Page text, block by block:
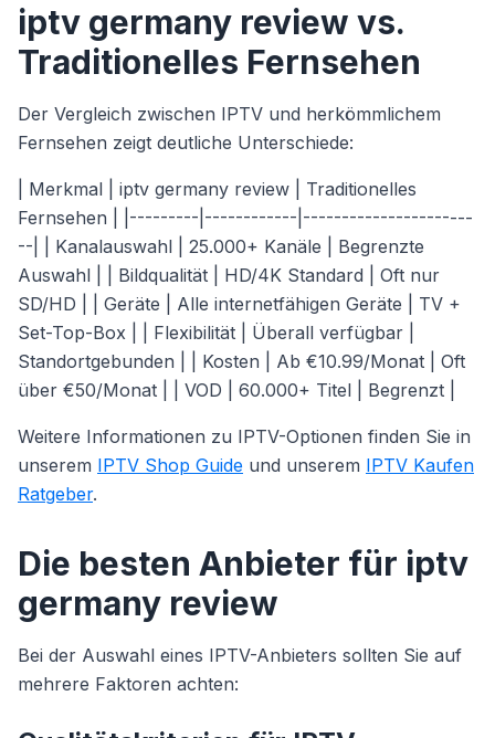
iptv germany review vs.
Traditionelles Fernsehen
Der Vergleich zwischen IPTV und herkömmlichem
Fernsehen zeigt deutliche Unterschiede:
| Merkmal | iptv germany review | Traditionelles
Fernsehen | |---------|------------|----------------------
--| | Kanalauswahl | 25.000+ Kanäle | Begrenzte
Auswahl | | Bildqualität | HD/4K Standard | Oft nur
SD/HD | | Geräte | Alle internetfähigen Geräte | TV +
Set-Top-Box | | Flexibilität | Überall verfügbar |
Standortgebunden | | Kosten | Ab €10.99/Monat | Oft
über €50/Monat | | VOD | 60.000+ Titel | Begrenzt |
Weitere Informationen zu IPTV-Optionen finden Sie in
unserem IPTV Shop Guide und unserem IPTV Kaufen
Ratgeber.
Die besten Anbieter für iptv
germany review
Bei der Auswahl eines IPTV-Anbieters sollten Sie auf
mehrere Faktoren achten: